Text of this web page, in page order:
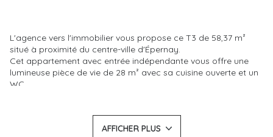
L'agence vers l'immobilier vous propose ce T3 de 58,37 m²
situé à proximité du centre-ville d'Épernay.
Cet appartement avec entrée indépendante vous offre une
lumineuse pièce de vie de 28 m² avec sa cuisine ouverte et un
WC.
Le chauffage est assuré par des radiateurs électriques et l'eau
chaude par un chauffe-eau neuf.
AFFICHER PLUS